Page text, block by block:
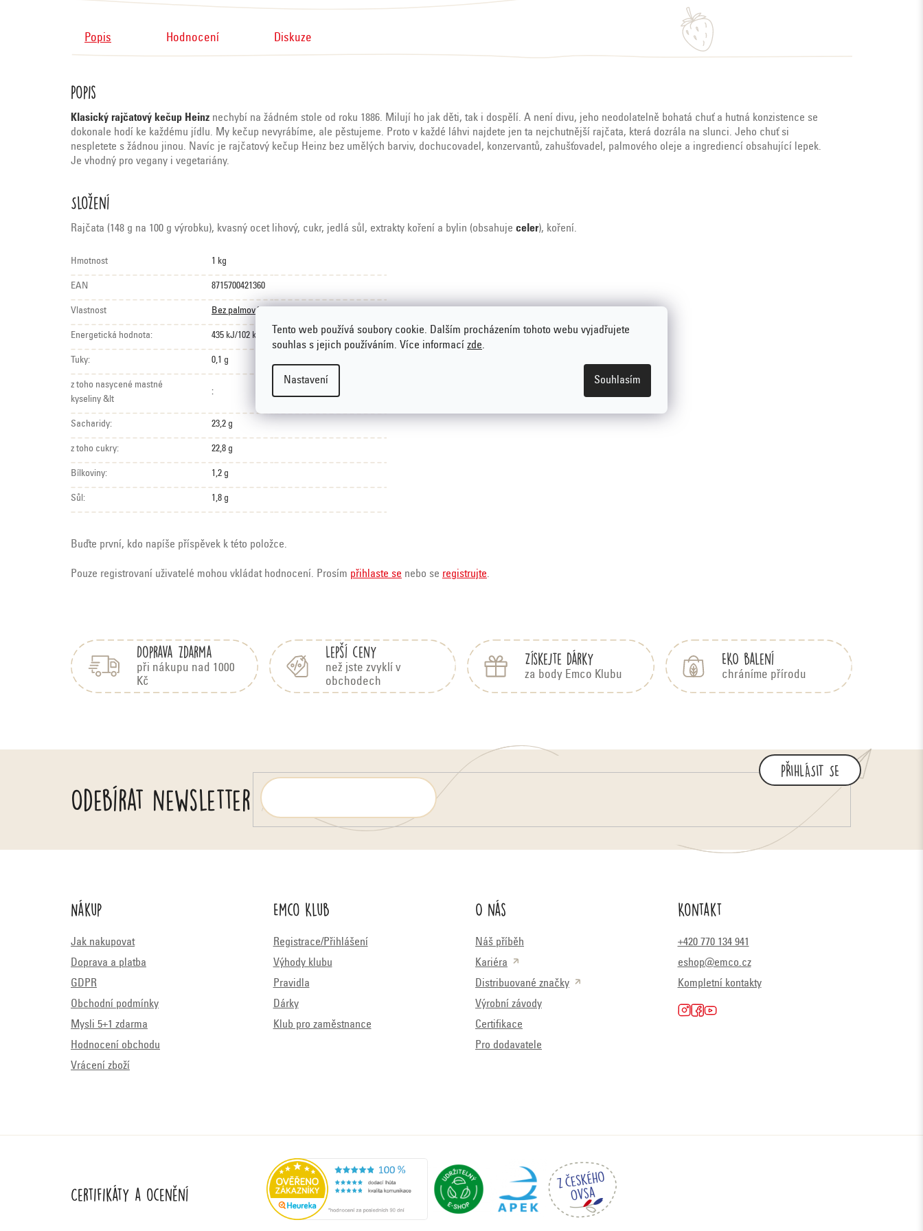
Tento web používá soubory cookie. Dalším procházením tohoto webu vyjadřujete
souhlas s jejich používáním. Více informací zde.
Nastavení Souhlasím
Popis Hodnocení Diskuze
Popis
Klasický rajčatový kečup Heinz nechybí na žádném stole od roku 1886. Milují ho jak děti, tak i dospělí. A není divu, jeho neodolatelně bohatá chuť a hutná konzistence se
dokonale hodí ke každému jídlu. My kečup nevyrábíme, ale pěstujeme. Proto v každé láhvi najdete jen ta nejchutnější rajčata, která dozrála na slunci. Jeho chuť si
nespletete s žádnou jinou. Navíc je rajčatový kečup Heinz bez umělých barviv, dochucovadel, konzervantů, zahušťovadel, palmového oleje a ingrediencí obsahující lepek.
Je vhodný pro vegany i vegetariány.
Složení
Rajčata (148 g na 100 g výrobku), kvasný ocet lihový, cukr, jedlá sůl, extrakty koření a bylin (obsahuje celer), koření.
Hmotnost 1 kg
EAN 8715700421360
Vlastnost Bez palmového tuku
Energetická hodnota: 435 kJ/102 kcal
Tuky: 0,1 g
z toho nasycené mastné
kyseliny &lt
:
Sacharidy: 23,2 g
z toho cukry: 22,8 g
Bílkoviny: 1,2 g
Sůl: 1,8 g
Buďte první, kdo napíše příspěvek k této položce.
Pouze registrovaní uživatelé mohou vkládat hodnocení. Prosím přihlaste se nebo se registrujte.
Doprava zdarma
při nákupu nad 1000
Kč
Lepší ceny
než jste zvyklí v
obchodech
Získejte dárky
za body Emco Klubu
EKO balení
chráníme přírodu
Odebírat newsletter
PŘIHLÁSIT SE
Nákup
Jak nakupovat
Doprava a platba
GDPR
Obchodní podmínky
Mysli 5+1 zdarma
Hodnocení obchodu
Vrácení zboží
Emco Klub
Registrace/Přihlášení
Výhody klubu
Pravidla
Dárky
Klub pro zaměstnance
O nás
Náš příběh
Kariéra
Distribuované značky
Výrobní závody
Certifikace
Pro dodavatele
Kontakt
+420 770 134 941
eshop@emco.cz
Kompletní kontakty
Certifikáty a ocenění